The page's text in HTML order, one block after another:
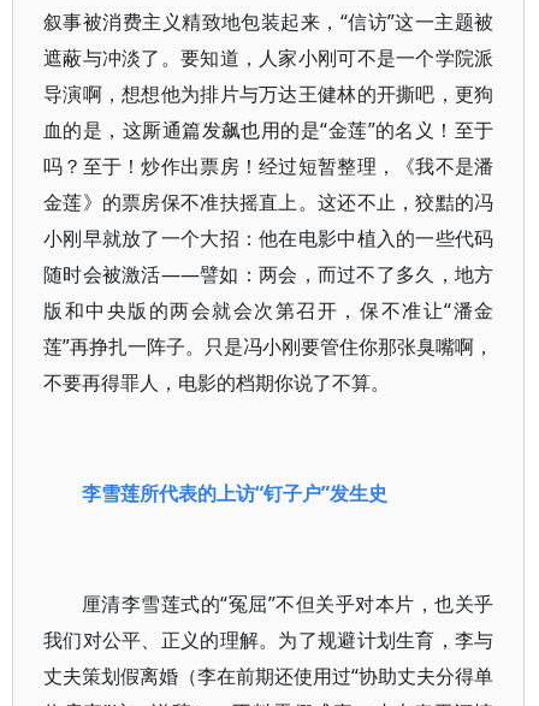
叙事被消费主义精致地包装起来，“信访”这一主题被
遮蔽与冲淡了。要知道，人家小刚可不是一个学院派
导演啊，想想他为排片与万达王健林的开撕吧，更狗
血的是，这厮通篇发飙也用的是“金莲”的名义！至于
吗？至于！炒作出票房！经过短暂整理，《我不是潘
金莲》的票房保不准扶摇直上。这还不止，狡黠的冯
小刚早就放了一个大招：他在电影中植入的一些代码
随时会被激活——譬如：两会，而过不了多久，地方
版和中央版的两会就会次第召开，保不准让“潘金
莲”再挣扎一阵子。只是冯小刚要管住你那张臭嘴啊，
不要再得罪人，电影的档期你说了不算。
李雪莲所代表的上访“钉子户”发生史
厘清李雪莲式的“冤屈”不但关乎对本片，也关乎
我们对公平、正义的理解。为了规避计划生育，李与
丈夫策划假离婚（李在前期还使用过“协助丈夫分得单